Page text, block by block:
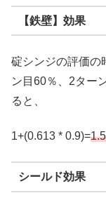
【鉄壁】効果
碇シンジの評価の
ン目60％、2ター
ると、
1+(0.613 * 0.9)=
シールド効果